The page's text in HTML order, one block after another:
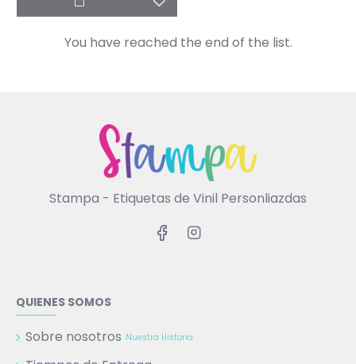
You have reached the end of the list.
Stampa - Etiquetas de Vinil Personliazdas
QUIENES SOMOS
Sobre nosotros Nuestra Historia